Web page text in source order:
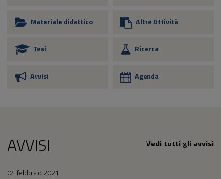
Materiale didattico Altre Attività
Tesi Ricerca
Avvisi Agenda
AVVISI Vedi tutti gli avvisi
04 febbraio 2021